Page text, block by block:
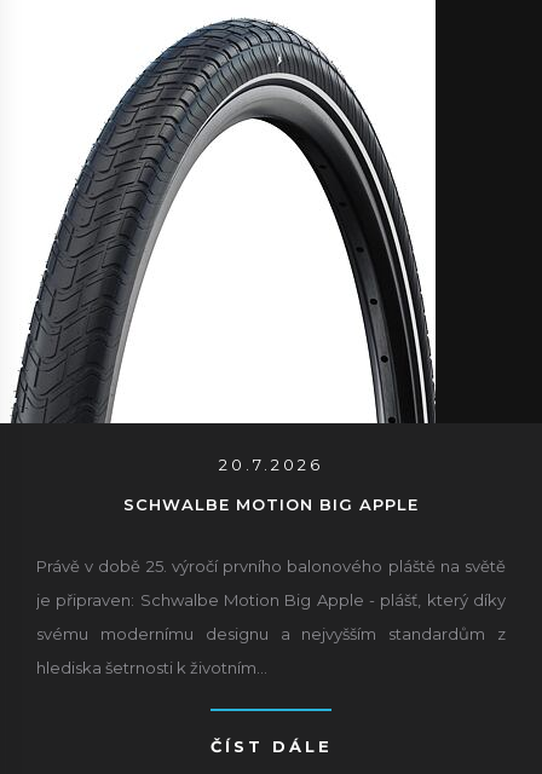
20.7.2026
SCHWALBE MOTION BIG APPLE
Právě v době 25. výročí prvního balonového pláště na světě
je připraven: Schwalbe Motion Big Apple - plášť, který díky
svému modernímu designu a nejvyšším standardům z
hlediska šetrnosti k životním...
ČÍST DÁLE